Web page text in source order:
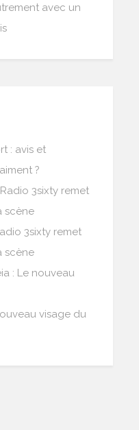
avec un
: avis et
?
3sixty remet
scène
3sixty remet
scène
: Le nouveau
visage du